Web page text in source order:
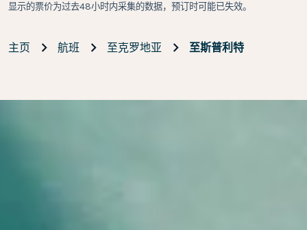
显示的票价为过去48小时内采集的数据，预订时可能已失效。
主页 航班 至克罗地亚 至斯普利特